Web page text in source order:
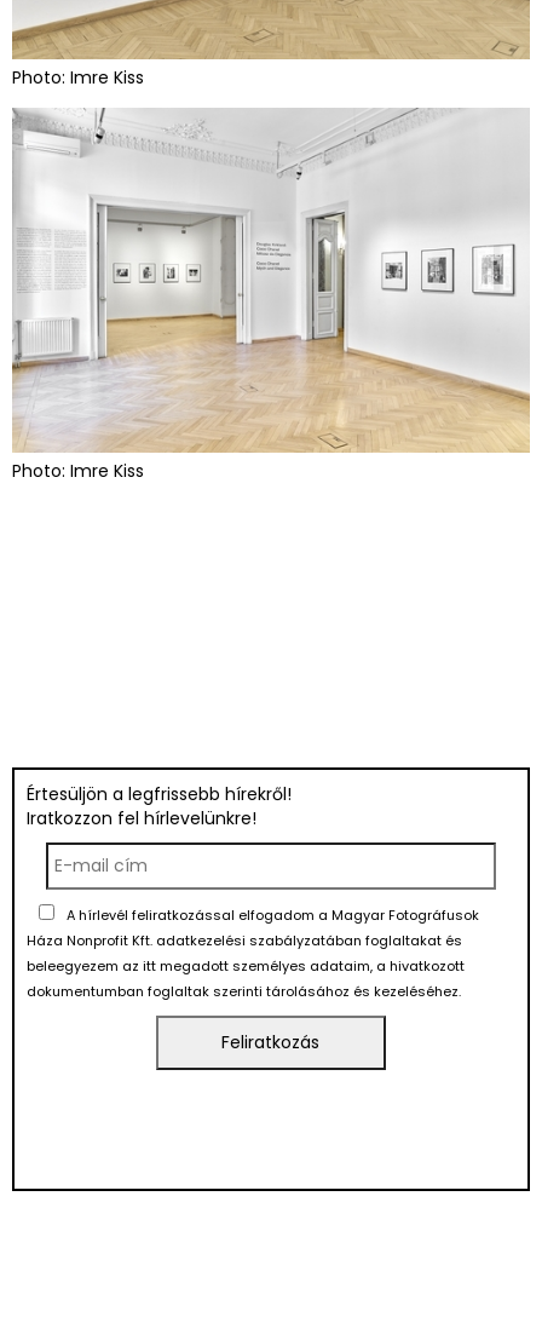
Photo: Imre Kiss
Photo: Imre Kiss
Értesüljön a legfrissebb hírekről!
Iratkozzon fel hírlevelünkre!
A hírlevél feliratkozással elfogadom a Magyar Fotográfusok
Háza Nonprofit Kft. adatkezelési szabályzatában foglaltakat és
beleegyezem az itt megadott személyes adataim, a hivatkozott
dokumentumban foglaltak szerinti tárolásához és kezeléséhez.